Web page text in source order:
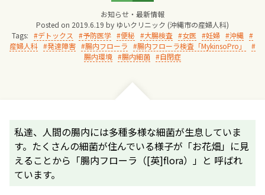
お知らせ・最新情報
Posted on 2019.6.19 by ゆいクリニック (沖縄市の産婦人科)
Tags:
デトックス 予防医学 便秘 大腸検査 女医 妊婦
沖縄
産婦人科
発達障害 腸内フローラ
腸内フローラ検査「MykinsoPro」
腸内環境
腸内細菌 自閉症
私達、人間の腸内には多種多様な細菌が生息していま
す。たくさんの細菌が住んでいる様子が「お花畑」に見
えることから「腸内フローラ（[英]flora）」と 呼ばれ
ています。
院長からのごあいさつ
ゆいクリニックの経営理念
お産について
親と子の結びつき支援